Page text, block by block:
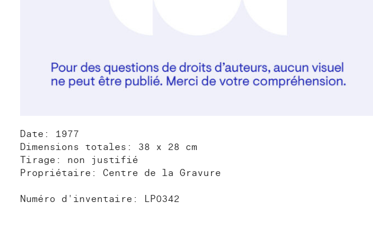
Date: 1977
Dimensions totales: 38 x 28 cm
Tirage: non justifié
Propriétaire: Centre de la Gravure
Numéro d'inventaire: LP0342